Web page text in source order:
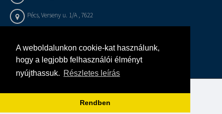
A weboldalunkon cookie-kat használunk,
hogy a legjobb felhasználói élményt
nyújthassuk. Részletes leírás
Rendben
Pécs, Verseny u. 1/A , 7622
info@gepeszbolt.hu
Árukereső, a hiteles vásárlási kalauz
Murányi Épületgépészet Kft.